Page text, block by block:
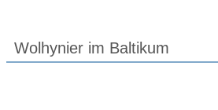
Wolhynier im Baltikum